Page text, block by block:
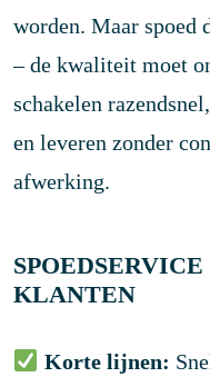
worden. Maar spoed
– de kwaliteit moet
schakelen
en leveren zonder
afwerking.
KLANTEN
Korte lijnen: